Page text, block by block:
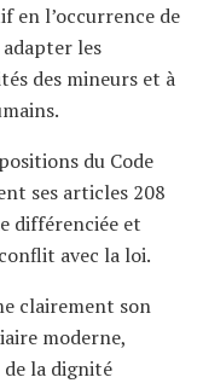
en l’occurrence de
les
des mineurs et à
du Code
ses articles 208
différenciée et
avec la loi.
clairement son
moderne,
la dignité